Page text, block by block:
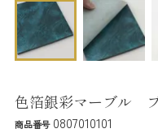
色箔銀彩マーブル ブ
商品番号 0807010101